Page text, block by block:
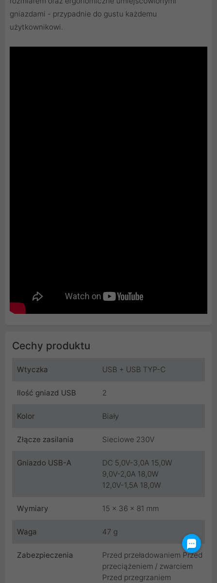
gniazdami - przypadnie do gustu każdemu
użytkownikowi.
Cechy produktu
Wtyczka USB + USB TYP-C
Ilość gniazd USB 2
Kolor Biały
Złącze zasilania Sieciowe 230V
Gniazdo USB-A
DC 5,0V-3,0A 15,0W
9,0V-2,0A 18,0W
12,0V-1,5A 18,0W
Wymiary 15 x 36 x 81 mm
Waga 47 g
Zabezpieczenia
Przed przeładowaniem Przed
przeciążeniem / zwarciem
Przed przegrzaniem